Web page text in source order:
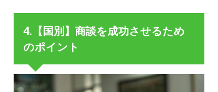
4.【国別】商談を成功させるため
のポイント